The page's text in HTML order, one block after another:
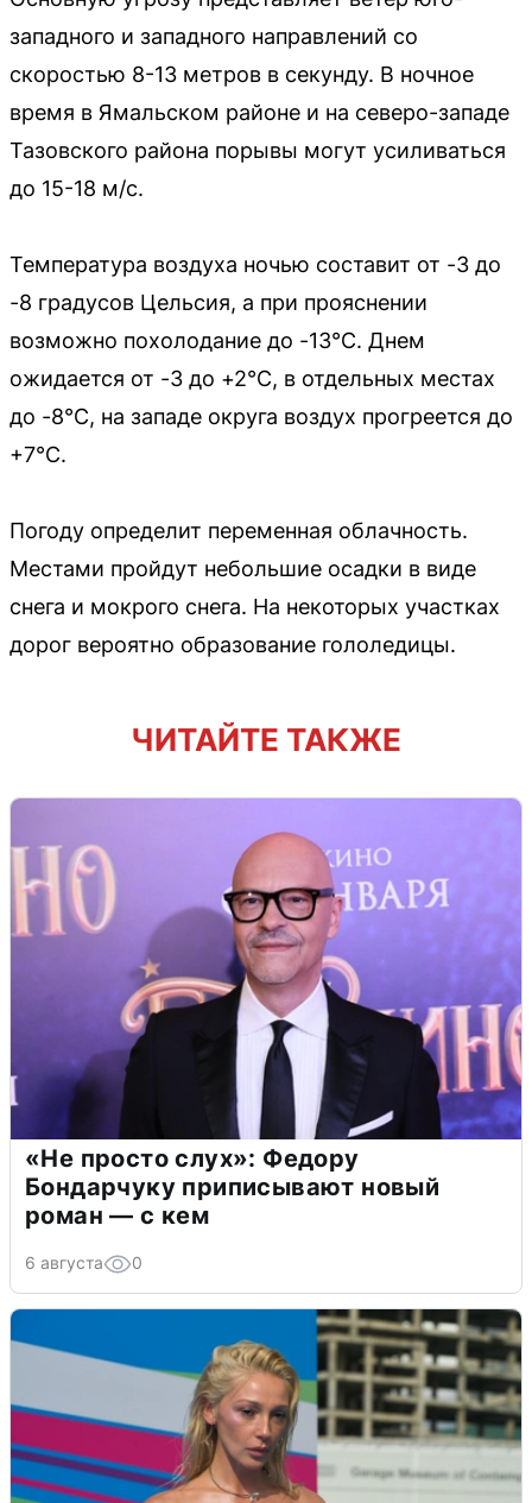
западного и западного направлений со
скоростью 8-13 метров в секунду. В ночное
время в Ямальском районе и на северо-западе
Тазовского района порывы могут усиливаться
до 15-18 м/с.
Температура воздуха ночью составит от -3 до
-8 градусов Цельсия, а при прояснении
возможно похолодание до -13°C. Днем
ожидается от -3 до +2°C, в отдельных местах
до -8°C, на западе округа воздух прогреется до
+7°C.
Погоду определит переменная облачность.
Местами пройдут небольшие осадки в виде
снега и мокрого снега. На некоторых участках
дорог вероятно образование гололедицы.
ЧИТАЙТЕ ТАКЖЕ
«Не просто слух»: Федору
Бондарчуку приписывают новый
роман — с кем
6 августа 0